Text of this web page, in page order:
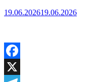
19.06.202619.06.2026
Facebook